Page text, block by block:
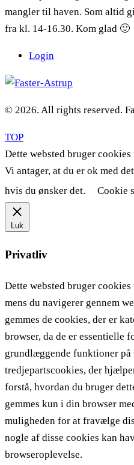
mangler til haven. Som altid
fra kl. 14-16.30. Kom glad 🙂
Login
© 2026. All rights reserved.
TOP
Dette websted bruger
Vi antager, at du er ok med
hvis du ønsker det.
Cookie
Luk
Privatliv
Dette websted bruger
mens du navigerer gennem
gemmes de cookies, der er
browser, da de er essentielle
grundlæggende funktioner på
tredjepartscookies, der
forstå, hvordan du bruger
gemmes kun i din browser
muligheden for at fravælge
nogle af disse cookies kan
browseroplevelse.